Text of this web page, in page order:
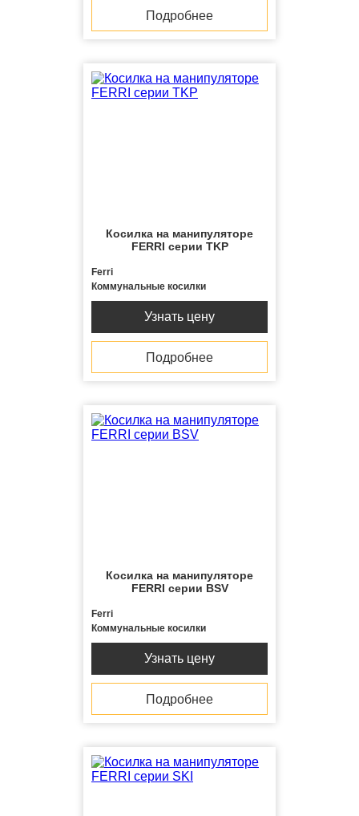
Подробнее
Косилка на манипуляторе
FERRI серии TKP
Ferri
Коммунальные косилки
Узнать цену
Подробнее
Косилка на манипуляторе
FERRI серии BSV
Ferri
Коммунальные косилки
Узнать цену
Подробнее